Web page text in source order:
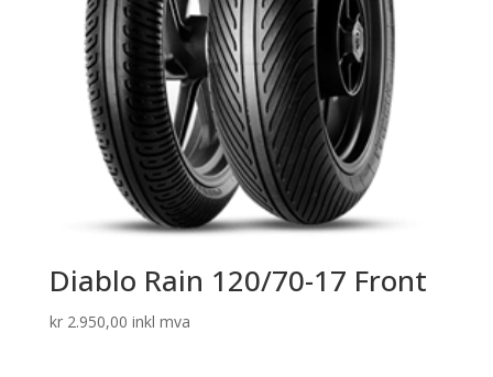
Diablo Rain 120/70-17 Front
kr2.950,00 inkl mva